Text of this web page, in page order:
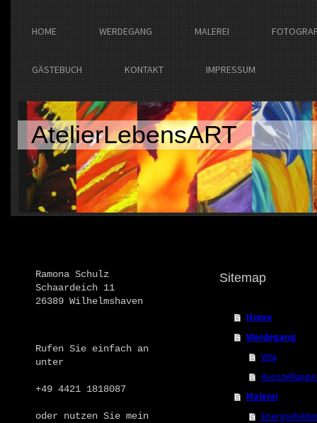
HOME WERDEGANG MALEREI
GÄSTEBUCH KONTAKT IMPRESSUM
AtelierLebensART
Ramona Schulz
Schaardeich 11
26389 Wilhelmshaven
Rufen Sie einfach an
unter
+49 4421 1818087
oder nutzen Sie mein
Sitemap
Home
Werdegang
Vita
Malerei